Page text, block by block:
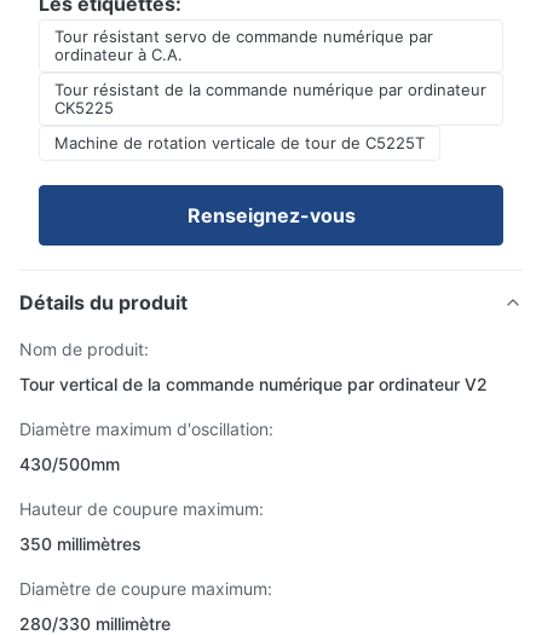
Tour résistant servo de commande numérique par
ordinateur à C.A.
Tour résistant de la commande numérique par ordinateur
CK5225
Machine de rotation verticale de tour de C5225T
Renseignez-vous
Détails du produit
Nom de produit:
Tour vertical de la commande numérique par ordinateur V2
Diamètre maximum d'oscillation:
430/500mm
Hauteur de coupure maximum:
350 millimètres
Diamètre de coupure maximum:
280/330 millimètre